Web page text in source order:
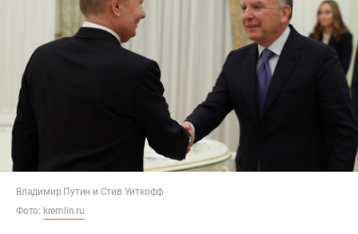
Владимир Путин и Стив Уиткофф
Фото: kremlin.ru